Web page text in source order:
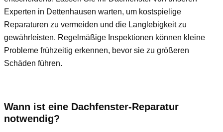
Experten in Dettenhausen warten, um kostspielige
Reparaturen zu vermeiden und die Langlebigkeit zu
gewährleisten. Regelmäßige Inspektionen können kleine
Probleme frühzeitig erkennen, bevor sie zu größeren
Schäden führen.
Wann ist eine Dachfenster-Reparatur
notwendig?